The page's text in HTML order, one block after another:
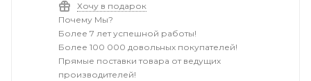
Хочу в подарок
Почему Мы?
Более 7 лет успешной работы!
Более 100 000 довольных покупателей!
Прямые поставки товара от ведущих
производителей!